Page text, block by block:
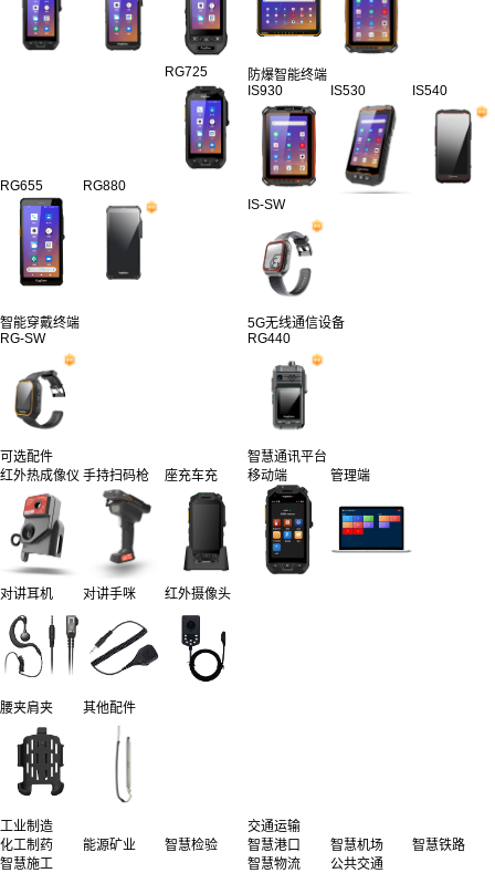
RG725
RG655 RG880
防爆智能终端
IS930
IS530 IS540
IS-SW
智能穿戴终端
RG-SW
5G无线通信设备
RG440
可选配件
红外热成像仪 手持扫码枪 座充车充
对讲耳机 对讲手咪 红外摄像头
腰夹肩夹 其他配件
智慧通讯平台
移动端
管理端
工业制造
化工制药
能源矿业
智慧检验
智慧施工
交通运输
智慧港口
智慧机场
智慧铁路
智慧物流
公共交通